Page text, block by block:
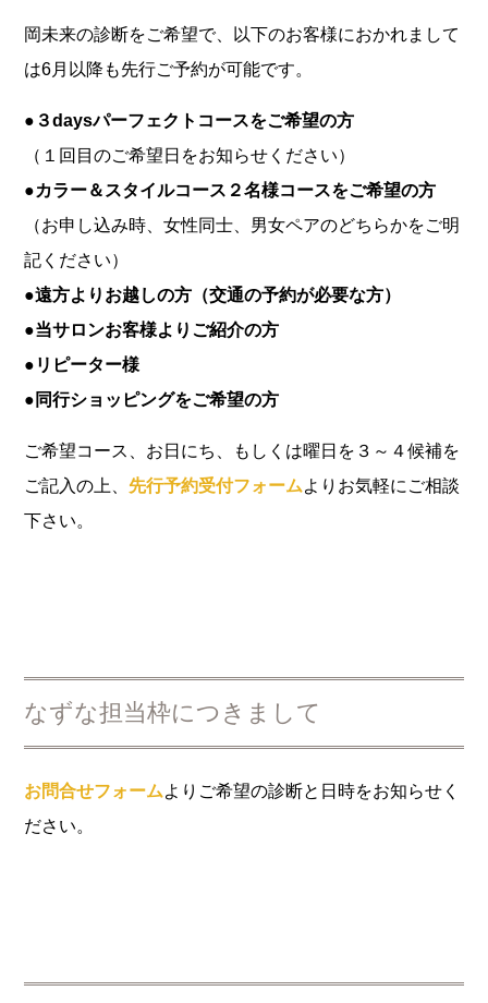
岡未来の診断をご希望で、以下のお客様におかれまして
は6月以降も先行ご予約が可能です。
●３daysパーフェクトコースをご希望の方
（１回目のご希望日をお知らせください）
●カラー＆スタイルコース２名様コースをご希望の方
（お申し込み時、女性同士、男女ペアのどちらかをご明
記ください）
●遠方よりお越しの方（交通の予約が必要な方）
●当サロンお客様よりご紹介の方
●リピーター様
●同行ショッピングをご希望の方
ご希望コース、お日にち、もしくは曜日を３～４候補を
ご記入の上、 先行予約受付フォームよりお気軽にご相談
下さい。
なずな担当枠につきまして
お問合せフォームよりご希望の診断と日時をお知らせく
ださい。